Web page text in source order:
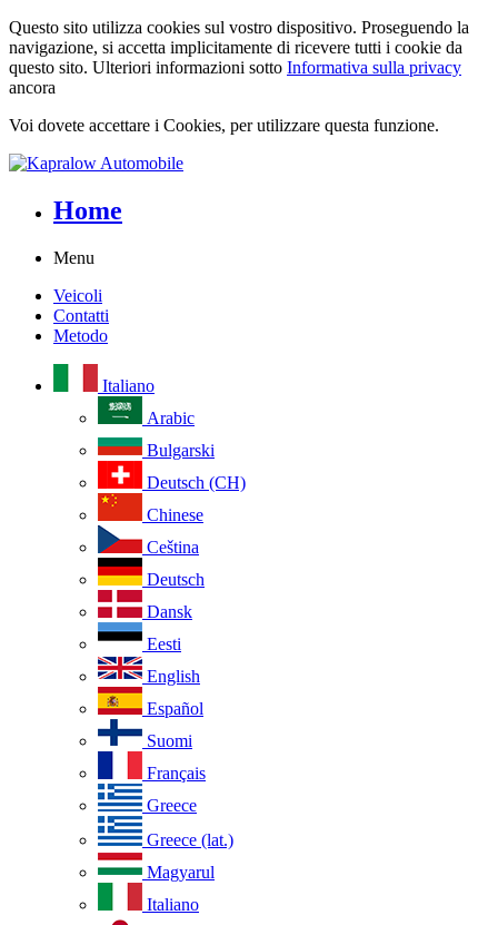
Questo sito utilizza cookies sul vostro dispositivo. Proseguendo la
navigazione, si accetta implicitamente di ricevere tutti i cookie da
questo sito. Ulteriori informazioni sotto Informativa sulla privacy
ancora
Voi dovete accettare i Cookies, per utilizzare questa funzione.
Home
Menu
Veicoli
Contatti
Metodo
Italiano
Arabic
Bulgarski
Deutsch (CH)
Chinese
Ceština
Deutsch
Dansk
Eesti
English
Español
Suomi
Français
Greece
Greece (lat.)
Magyarul
Italiano